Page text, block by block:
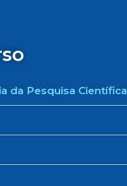
da Pesquisa Científica